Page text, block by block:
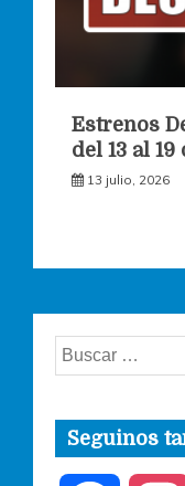
Estrenos
del 13 al
13 julio, 2026
Buscar:
Seguinos